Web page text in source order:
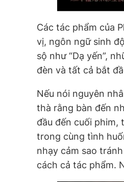
Các tác phẩm của
vị, ngôn ngữ sinh
sộ như “Dạ yến”,
đèn và tất cả bắt
Nếu nói nguyên
thà rằng bàn đến
đầu đến cuối phim,
trong cùng tình
nhạy cảm sao
cách cả tác phẩm.